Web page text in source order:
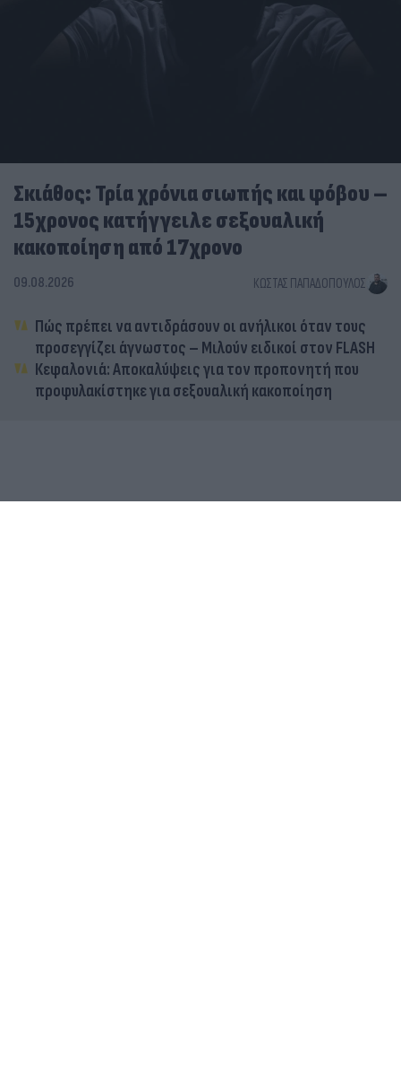
Σκιάθος: Τρία χρόνια σιωπής και φόβου –
15χρονος κατήγγειλε σεξουαλική
κακοποίηση από 17χρονο
09.08.2026 ΚΏΣΤΑΣ ΠΑΠΑΔΌΠΟΥΛΟΣ
Πώς πρέπει να αντιδράσουν οι ανήλικοι όταν τους
προσεγγίζει άγνωστος – Μιλούν ειδικοί στον FLASH
Κεφαλονιά: Αποκαλύψεις για τον προπονητή που
προφυλακίστηκε για σεξουαλική κακοποίηση